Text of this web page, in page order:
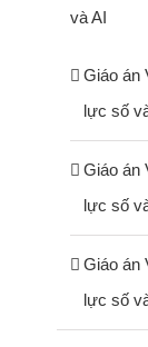
và AI
Giáo án
lực số
Giáo án
lực số
Giáo án
lực số